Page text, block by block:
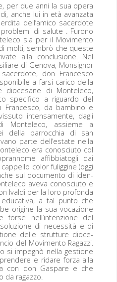
per due anni la sua opera
anche lui in età avan­za­ta
dell’amico sac­er­dote
di salute . Furono
sia per il Movi­men­to
molti, sem­brò che queste
alla con­clu­sione. Nel
di Gen­o­va, Mon­sign­or
don Francesco
a far­si cari­co del­la
dioce­sane di Mon­t­ele­co,
speci­fi­co a riguar­do del
Francesco, da bam­bi­no e
inten­sa­mente, dagli
Mon­t­ele­co, assieme a
del­la par­roc­chia di san
parte dell’estate nel­la
era conosci­u­to col
affib­bi­atogli dai
col­or fulig­gine (oggi
sul doc­u­men­to di iden­
ave­va conosci­u­to e
Ival­di per la loro pro­fon­da
a tal pun­to che
orig­ine la sua vocazione
forse nell’intenzione del
di neces­sità e di
delle strut­ture dioce­
del Movi­men­to Ragazzi.
si impeg­nò nel­la ges­tione
e ridare forza alla
con don Gas­pare e che
da ragazzo.